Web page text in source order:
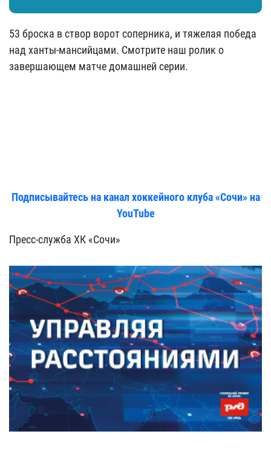
53 броска в створ ворот соперника, и тяжелая победа
над ханты-мансийцами. Смотрите наш ролик о
завершающем матче домашней серии.
Подписывайтесь на канал хоккейного клуба «Сочи» на
YouTube
Пресс-служба ХК «Сочи»